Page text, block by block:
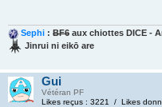
Sephi : BF6 aux chiottes DICE -
Jinrui ni eikō are
Gui
Vétéran PF
Likes reçus : 3221 / Likes